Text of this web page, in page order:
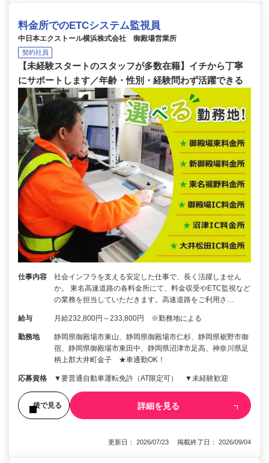
料金所でのETCシステム監視員
中日本エクストール横浜株式会社 御殿場営業所
契約社員
【未経験スタートのスタッフが多数在籍】イチから丁寧
にサポートします／年齢・性別・経験問わず活躍できる
仕事内容
社会インフラを支える安定した仕事で、長く活躍しません
か。 東名高速道路の各料金所にて、料金収受やETC監視など
の業務を担当していただきます。高速道路をご利用さ…
給与 月給232,800円～233,800円 ※勤務地による
勤務地
静岡県御殿場市東山、静岡県御殿場市仁杉、静岡県裾野市御
宿、静岡県御殿場市東田中、静岡県沼津市足高、神奈川県足
柄上郡大井町金子 ★車通勤OK！
応募資格 ▼要普通自動車運転免許（AT限定可） ▼未経験歓迎
後で見る 詳細を見る
更新日： 2026/07/23 掲載終了日： 2026/09/04